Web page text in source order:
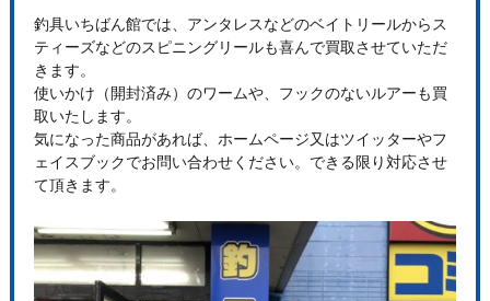
釣具いちばん館では、アンタレスなどのベイトリールからス
ティーズなどのスピニングリールも喜んで買取させていただ
きます。
使いかけ（開封済み）のワームや、フックのないルアーも買
取いたします。
気になった商品があれば、ホームページ又はツイッターやフ
ェイスブックでお問い合わせください。できる限り対応させ
て頂きます。